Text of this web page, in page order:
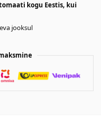
kogu Eestis, kui
jooksul